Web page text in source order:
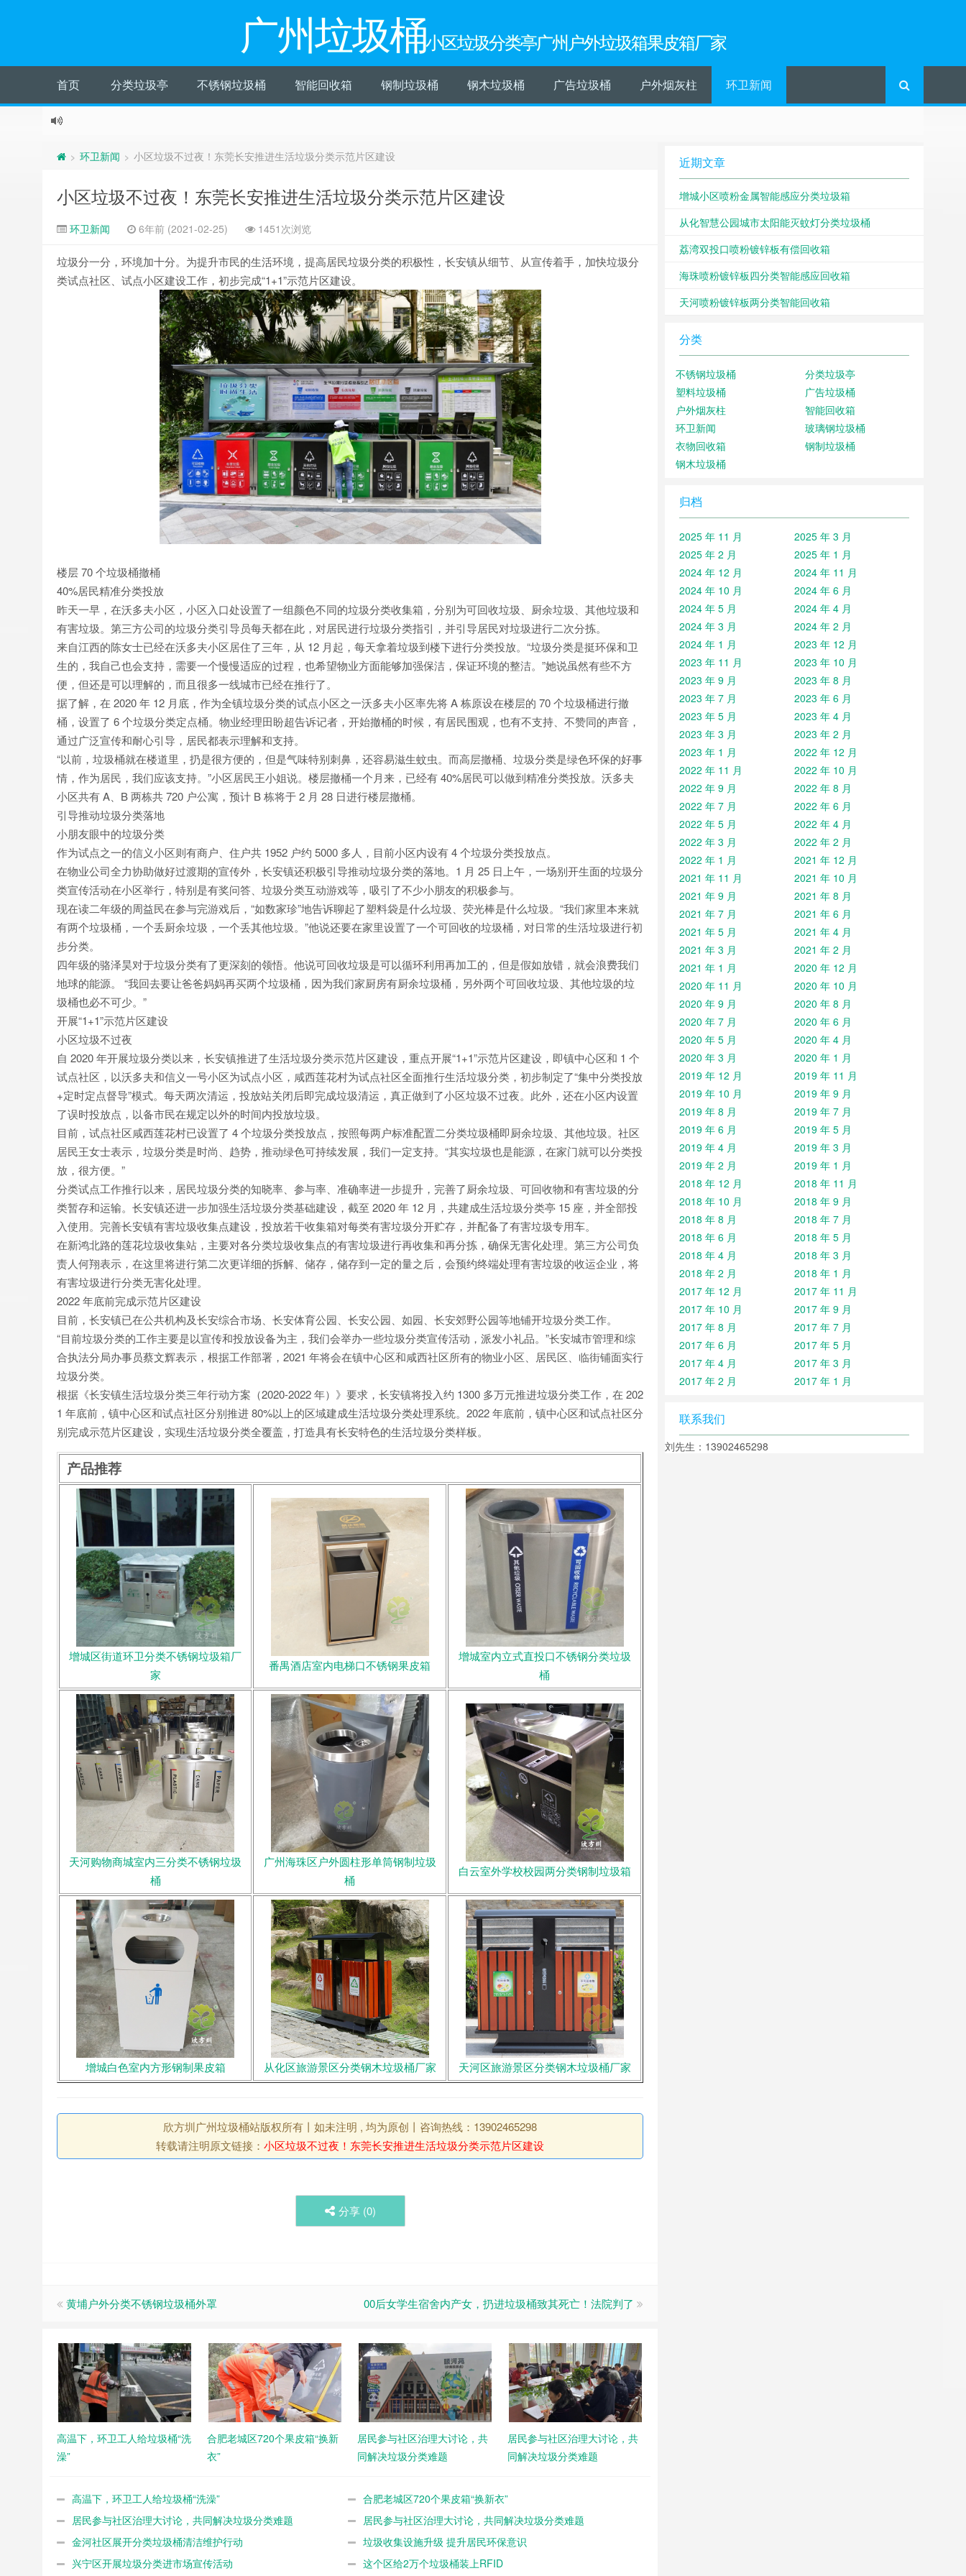
广州垃圾桶小区垃圾分类亭广州户外垃圾箱果皮箱厂家
首页 分类垃圾亭 不锈钢垃圾桶 智能回收箱 钢制垃圾桶 钢木垃圾桶 广告垃圾桶 户外烟灰柱 环卫新闻
> 环卫新闻 > 小区垃圾不过夜！东莞长安推进生活垃圾分类示范片区建设
小区垃圾不过夜！东莞长安推进生活垃圾分类示范片区建设
环卫新闻 6年前 (2021-02-25) 1451次浏览
垃圾分一分，环境加十分。为提升市民的生活环境，提高居民垃圾分类的积极性，长安镇从细节、从宣传着手，加快垃圾分
类试点社区、试点小区建设工作，初步完成“1+1”示范片区建设。
楼层 70 个垃圾桶撤桶
40%居民精准分类投放
昨天一早，在沃多夫小区，小区入口处设置了一组颜色不同的垃圾分类收集箱，分别为可回收垃圾、厨余垃圾、其他垃圾和
有害垃圾。第三方公司的垃圾分类引导员每天都在此，对居民进行垃圾分类指引，并引导居民对垃圾进行二次分拣。
来自江西的陈女士已经在沃多夫小区居住了三年，从 12 月起，每天拿着垃圾到楼下进行分类投放。“垃圾分类是挺环保和卫
生的，我自己也会支持，需要一个慢慢适应的过程，也希望物业方面能够加强保洁，保证环境的整洁。”她说虽然有些不方
便，但还是可以理解的，而且很多一线城市已经在推行了。
据了解，在 2020 年 12 月底，作为全镇垃圾分类的试点小区之一沃多夫小区率先将 A 栋原设在楼层的 70 个垃圾桶进行撤
桶，设置了 6 个垃圾分类定点桶。物业经理田盼超告诉记者，开始撤桶的时候，有居民围观，也有不支持、不赞同的声音，
通过广泛宣传和耐心引导，居民都表示理解和支持。
“以前，垃圾桶就在楼道里，扔是很方便的，但是气味特别刺鼻，还容易滋生蚊虫。而高层撤桶、垃圾分类是绿色环保的好事
情，作为居民，我们应该支持。”小区居民王小姐说。楼层撤桶一个月来，已经有 40%居民可以做到精准分类投放。沃多夫
小区共有 A、B 两栋共 720 户公寓，预计 B 栋将于 2 月 28 日进行楼层撤桶。
引导推动垃圾分类落地
小朋友眼中的垃圾分类
作为试点之一的信义小区则有商户、住户共 1952 户约 5000 多人，目前小区内设有 4 个垃圾分类投放点。
在物业公司全力协助做好过渡期的宣传外，长安镇还积极引导推动垃圾分类的落地。1 月 25 日上午，一场别开生面的垃圾分
类宣传活动在小区举行，特别是有奖问答、垃圾分类互动游戏等，吸引了不少小朋友的积极参与。
现在读二年级的周益民在参与完游戏后，“如数家珍”地告诉聊起了塑料袋是什么垃圾、荧光棒是什么垃圾。“我们家里本来就
有两个垃圾桶，一个丢厨余垃圾，一个丢其他垃圾。”他说还要在家里设置了一个可回收的垃圾桶，对日常的生活垃圾进行初
步分类。
四年级的骆泽昊对于垃圾分类有了更深刻的领悟。他说可回收垃圾是可以循环利用再加工的，但是假如放错，就会浪费我们
地球的能源。 “我回去要让爸爸妈妈再买两个垃圾桶，因为我们家厨房有厨余垃圾桶，另外两个可回收垃圾、其他垃圾的垃
圾桶也必不可少。”
开展“1+1”示范片区建设
小区垃圾不过夜
自 2020 年开展垃圾分类以来，长安镇推进了生活垃圾分类示范片区建设，重点开展“1+1”示范片区建设，即镇中心区和 1 个
试点社区，以沃多夫和信义一号小区为试点小区，咸西莲花村为试点社区全面推行生活垃圾分类，初步制定了“集中分类投放
+定时定点督导”模式。每天两次清运，投放站关闭后即完成垃圾清运，真正做到了小区垃圾不过夜。此外，还在小区内设置
了误时投放点，以备市民在规定以外的时间内投放垃圾。
目前，试点社区咸西莲花村已设置了 4 个垃圾分类投放点，按照每两户标准配置二分类垃圾桶即厨余垃圾、其他垃圾。社区
居民王女士表示，垃圾分类是时尚、趋势，推动绿色可持续发展，我们一定支持。“其实垃圾也是能源，在家门就可以分类投
放，很方便。”
分类试点工作推行以来，居民垃圾分类的知晓率、参与率、准确率进一步提升，完善了厨余垃圾、可回收物和有害垃圾的分
类暂存和运输。长安镇还进一步加强生活垃圾分类基础建设，截至 2020 年 12 月，共建成生活垃圾分类亭 15 座，并全部投
入使用。完善长安镇有害垃圾收集点建设，投放若干收集箱对每类有害垃圾分开贮存，并配备了有害垃圾专用车。
在新鸿北路的莲花垃圾收集站，主要对各分类垃圾收集点的有害垃圾进行再收集和再分拣，确保无害化处理。第三方公司负
责人何翔表示，在这里将进行第二次更详细的拆解、储存，储存到一定的量之后，会预约终端处理有害垃圾的收运企业，将
有害垃圾进行分类无害化处理。
2022 年底前完成示范片区建设
目前，长安镇已在公共机构及长安综合市场、长安体育公园、长安公园、如园、长安郊野公园等地铺开垃圾分类工作。
“目前垃圾分类的工作主要是以宣传和投放设备为主，我们会举办一些垃圾分类宣传活动，派发小礼品。”长安城市管理和综
合执法分局办事员蔡文辉表示，根据工作部署，2021 年将会在镇中心区和咸西社区所有的物业小区、居民区、临街铺面实行
垃圾分类。
根据《长安镇生活垃圾分类三年行动方案（2020-2022 年）》要求，长安镇将投入约 1300 多万元推进垃圾分类工作，在 202
1 年底前，镇中心区和试点社区分别推进 80%以上的区域建成生活垃圾分类处理系统。2022 年底前，镇中心区和试点社区分
别完成示范片区建设，实现生活垃圾分类全覆盖，打造具有长安特色的生活垃圾分类样板。
产品推荐
增城区街道环卫分类不锈钢垃圾箱厂
家
番禺酒店室内电梯口不锈钢果皮箱
增城室内立式直投口不锈钢分类垃圾
桶
天河购物商城室内三分类不锈钢垃圾
桶
广州海珠区户外圆柱形单筒钢制垃圾
桶
白云室外学校校园两分类钢制垃圾箱
增城白色室内方形钢制果皮箱 从化区旅游景区分类钢木垃圾桶厂家 天河区旅游景区分类钢木垃圾桶厂家
欣方圳广州垃圾桶站版权所有丨如未注明 , 均为原创丨咨询热线：13902465298
转载请注明原文链接： 小区垃圾不过夜！东莞长安推进生活垃圾分类示范片区建设
分享 (0)
黄埔户外分类不锈钢垃圾桶外罩 00后女学生宿舍内产女，扔进垃圾桶致其死亡！法院判了
高温下，环卫工人给垃圾桶“洗
澡”
合肥老城区720个果皮箱“换新
衣”
居民参与社区治理大讨论，共
同解决垃圾分类难题
居民参与社区治理大讨论，共
同解决垃圾分类难题
高温下，环卫工人给垃圾桶“洗澡”
合肥老城区720个果皮箱“换新衣”
居民参与社区治理大讨论，共同解决垃圾分类难题
居民参与社区治理大讨论，共同解决垃圾分类难题
金河社区展开分类垃圾桶清洁维护行动
垃圾收集设施升级 提升居民环保意识
兴宁区开展垃圾分类进市场宣传活动
这个区给2万个垃圾桶装上RFID
近期文章
增城小区喷粉金属智能感应分类垃圾箱
从化智慧公园城市太阳能灭蚊灯分类垃圾桶
荔湾双投口喷粉镀锌板有偿回收箱
海珠喷粉镀锌板四分类智能感应回收箱
天河喷粉镀锌板两分类智能回收箱
分类
不锈钢垃圾桶
分类垃圾亭
塑料垃圾桶
广告垃圾桶
户外烟灰柱
智能回收箱
环卫新闻
玻璃钢垃圾桶
衣物回收箱
钢制垃圾桶
钢木垃圾桶
归档
2025 年 11 月
2025 年 3 月
2025 年 2 月
2025 年 1 月
2024 年 12 月
2024 年 11 月
2024 年 10 月
2024 年 6 月
2024 年 5 月
2024 年 4 月
2024 年 3 月
2024 年 2 月
2024 年 1 月
2023 年 12 月
2023 年 11 月
2023 年 10 月
2023 年 9 月
2023 年 8 月
2023 年 7 月
2023 年 6 月
2023 年 5 月
2023 年 4 月
2023 年 3 月
2023 年 2 月
2023 年 1 月
2022 年 12 月
2022 年 11 月
2022 年 10 月
2022 年 9 月
2022 年 8 月
2022 年 7 月
2022 年 6 月
2022 年 5 月
2022 年 4 月
2022 年 3 月
2022 年 2 月
2022 年 1 月
2021 年 12 月
2021 年 11 月
2021 年 10 月
2021 年 9 月
2021 年 8 月
2021 年 7 月
2021 年 6 月
2021 年 5 月
2021 年 4 月
2021 年 3 月
2021 年 2 月
2021 年 1 月
2020 年 12 月
2020 年 11 月
2020 年 10 月
2020 年 9 月
2020 年 8 月
2020 年 7 月
2020 年 6 月
2020 年 5 月
2020 年 4 月
2020 年 3 月
2020 年 1 月
2019 年 12 月
2019 年 11 月
2019 年 10 月
2019 年 9 月
2019 年 8 月
2019 年 7 月
2019 年 6 月
2019 年 5 月
2019 年 4 月
2019 年 3 月
2019 年 2 月
2019 年 1 月
2018 年 12 月
2018 年 11 月
2018 年 10 月
2018 年 9 月
2018 年 8 月
2018 年 7 月
2018 年 6 月
2018 年 5 月
2018 年 4 月
2018 年 3 月
2018 年 2 月
2018 年 1 月
2017 年 12 月
2017 年 11 月
2017 年 10 月
2017 年 9 月
2017 年 8 月
2017 年 7 月
2017 年 6 月
2017 年 5 月
2017 年 4 月
2017 年 3 月
2017 年 2 月
2017 年 1 月
联系我们
刘先生：13902465298